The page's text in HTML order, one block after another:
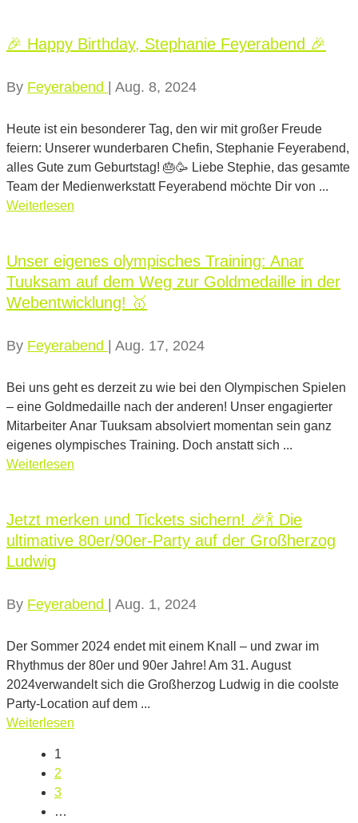
🎉 Happy Birthday, Stephanie Feyerabend 🎉
By Feyerabend | Aug. 8, 2024
Heute ist ein besonderer Tag, den wir mit großer Freude
feiern: Unserer wunderbaren Chefin, Stephanie Feyerabend,
alles Gute zum Geburtstag! 🎂🥳 Liebe Stephie, das gesamte
Team der Medienwerkstatt Feyerabend möchte Dir von ...
Weiterlesen
Unser eigenes olympisches Training: Anar
Tuuksam auf dem Weg zur Goldmedaille in der
Webentwicklung! 🥇
By Feyerabend | Aug. 17, 2024
Bei uns geht es derzeit zu wie bei den Olympischen Spielen
– eine Goldmedaille nach der anderen! Unser engagierter
Mitarbeiter Anar Tuuksam absolviert momentan sein ganz
eigenes olympisches Training. Doch anstatt sich ...
Weiterlesen
Jetzt merken und Tickets sichern! 🎉🍾 Die
ultimative 80er/90er-Party auf der Großherzog
Ludwig
By Feyerabend | Aug. 1, 2024
Der Sommer 2024 endet mit einem Knall – und zwar im
Rhythmus der 80er und 90er Jahre! Am 31. August
2024verwandelt sich die Großherzog Ludwig in die coolste
Party-Location auf dem ...
Weiterlesen
1
2
3
…